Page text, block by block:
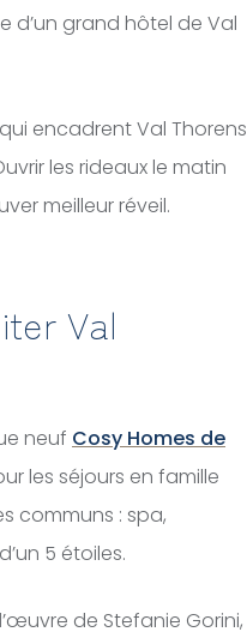
d’un grand hôtel de Val
encadrent Val Thorens
les rideaux le matin
meilleur réveil.
Val
neuf Cosy Homes de
les séjours en famille
communs : spa,
5 étoiles.
de Stefanie Gorini,